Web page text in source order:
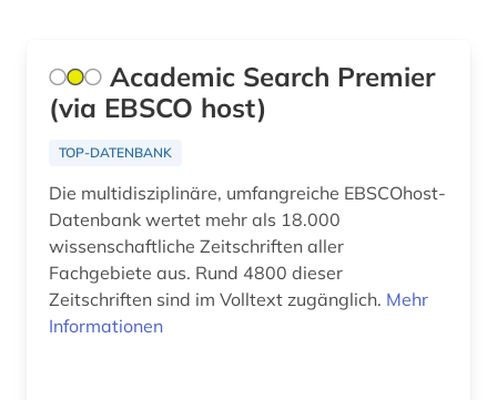
forschungdaten (1)
forschungsdaten (2)
forschungsdatenmanagement (1)
forschungsdatenrepositorium (1)
Academic Search Premier
(via EBSCO host)
TOP-DATENBANK
Die multidisziplinäre, umfangreiche EBSCOhost-
Datenbank wertet mehr als 18.000
wissenschaftliche Zeitschriften aller
Fachgebiete aus. Rund 4800 dieser
Zeitschriften sind im Volltext zugänglich. Mehr
Informationen